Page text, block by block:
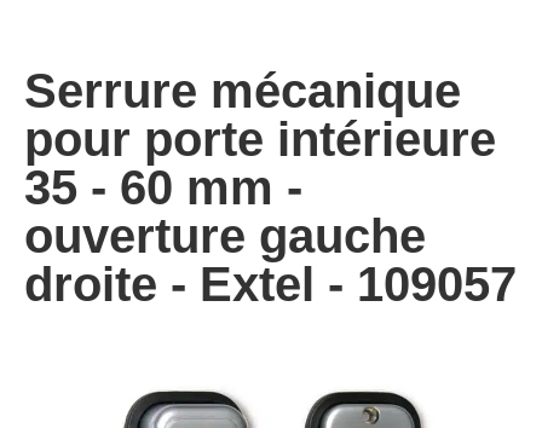
Serrure mécanique
pour porte intérieure
35 - 60 mm -
ouverture gauche
droite - Extel - 109057